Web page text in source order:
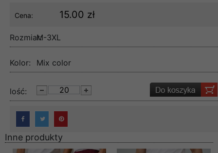
Cena: 15.00 zł
Rozmiar:M-3XL
Kolor: Mix color
lość:
Inne produkty